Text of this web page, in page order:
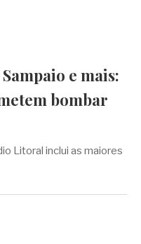
e mais:
bombar
Litoral inclui as maiores